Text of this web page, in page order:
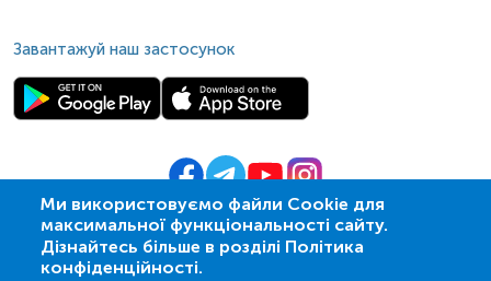
Ми використовуємо файли Cookie для
максимальної функціональності сайту.
Дізнайтесь більше в розділі Політика
конфіденційності.
Завантажуй наш застосунок
© 2009- 2026 | ПСМЛ «Ескулаб»